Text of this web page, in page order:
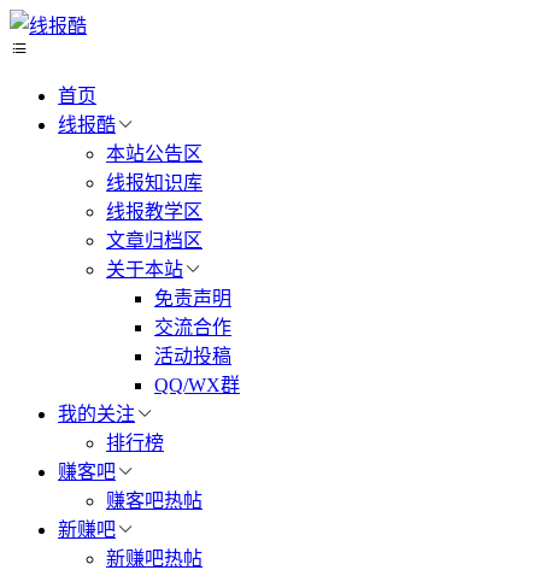
首页
线报酷
本站公告区
线报知识库
线报教学区
文章归档区
关于本站
免责声明
交流合作
活动投稿
QQ/WX群
我的关注
排行榜
赚客吧
赚客吧热帖
新赚吧
新赚吧热帖